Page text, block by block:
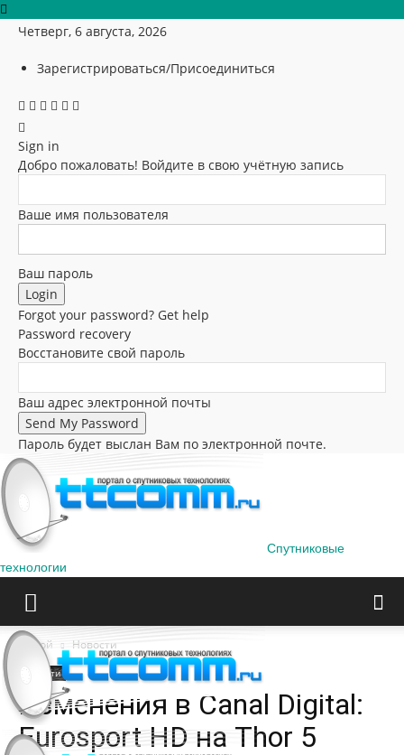
Четверг, 6 августа, 2026
Зарегистрироваться/Присоединиться
Sign in
Добро пожаловать! Войдите в свою учётную запись
Ваше имя пользователя
Ваш пароль
Forgot your password? Get help
Password recovery
Восстановите свой пароль
Ваш адрес электронной почты
Пароль будет выслан Вам по электронной почте.
Спутниковые
технологии
Домой Новости
Новости
Изменения в Canal Digital:
Eurosport HD на Thor 5